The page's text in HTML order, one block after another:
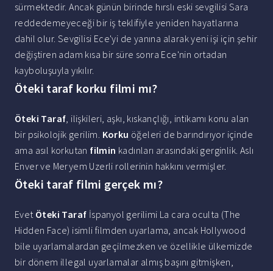
sürmektedir. Ancak günün birinde hırslı eski sevgilisi Sara
reddedemeyeceği bir iş teklifiyle yeniden hayatlarına
dahil olur. Sevgilisi Ece'yi de yanına alarak yeni işi için şehir
değiştiren adam kısa bir süre sonra Ece'nin ortadan
kayboluşuyla yıkılır.
Öteki taraf korku filmi mı?
Öteki Taraf, ilişkileri, aşkı, kıskançlığı, intikamı konu alan
bir psikolojik gerilim. Korku öğeleri de barındırıyor içinde
ama asıl korkutan filmin kadınları arasındaki gerginlik. Aslı
Enver ve Meryem Uzerli rollerinin hakkını vermişler.
Öteki taraf filmi gerçek mı?
Evet Öteki Taraf İspanyol gerilimi La cara oculta (The
Hidden Face) isimli filmden uyarlama, ancak Hollywood
bile uyarlamalardan geçilmezken ve özellikle ülkemizde
bir dönem illegal uyarlamalar almış başını gitmişken,